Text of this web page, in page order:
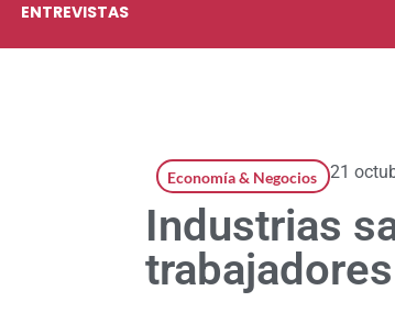
ENTREVISTAS
Economía & Negocios 21
Industrias
trabajadores